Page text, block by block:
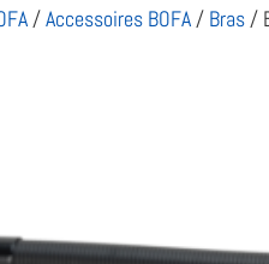
/Accessoires BOFA / Bras /